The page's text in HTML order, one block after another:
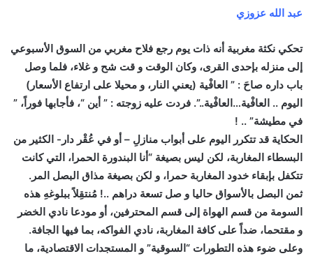
عبد الله عزوزي
تحكي نكثة مغربية أنه ذات يوم رجع فلاح مغربي من السوق الأسبوعي
إلى منزله بإحدى القرى، وكان الوقت و قت شح و غلاء، فلما وصل
باب داره صاحَ : ” العافْية (يعني النار، و محيلا على ارتفاع الأسعار)
اليوم .. العافْية…العافْية..”. فردت عليه زوجته : ” أين “، فأجابها فوراً، ”
في مطيشة” .. !
الحكاية قد تتكرر اليوم على أبواب منازلِ – أو في عُقْر دار- الكثير من
البسطاء المغاربة، لكن ليس بصيغة “أنا البندورة الحمرا، التي كانت
تتكفل بإبقاء خدود المغاربة حمرا، و لكن بصيغة مذاق البصل المر.
ثمن البصل بالأسواق حاليا و صل تسعة دراهم ..! مُنتقِلاً ببلوغهِ هذه
السومة من قسم الهواة إلى قسم المحترفين، أو مودعا نادي الخضر
و مقتحما، ضداً على كافة المغاربة، نادي الفواكه، بما فيها الجافة.
وعلى ضوء هذه التطورات “السوقية” و المستجدات الاقتصادية، ما